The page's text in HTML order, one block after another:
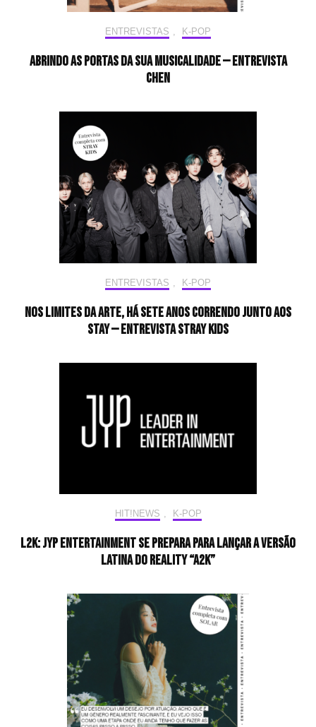
ENTREVISTAS K-POP
Abrindo as portas da sua musicalidade — Entrevista
CHEN
ENTREVISTAS K-POP
Nos limites da arte, há sete anos correndo junto aos
STAY — Entrevista Stray Kids
HIT!NEWS , K-POP
L2K: JYP Entertainment se prepara para lançar a versão
latina do reality “A2K”